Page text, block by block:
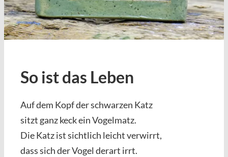
So ist das Leben
Auf dem Kopf der schwarzen Katz
sitzt ganz keck ein Vogelmatz.
Die Katz ist sichtlich leicht verwirrt,
dass sich der Vogel derart irrt.